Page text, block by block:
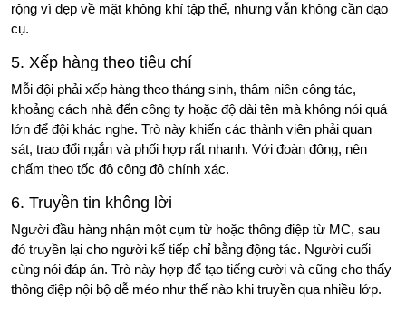
rộng vì đẹp về mặt không khí tập thể, nhưng vẫn không cần đạo
cụ.
5. Xếp hàng theo tiêu chí
Mỗi đội phải xếp hàng theo tháng sinh, thâm niên công tác,
khoảng cách nhà đến công ty hoặc độ dài tên mà không nói quá
lớn để đội khác nghe. Trò này khiến các thành viên phải quan
sát, trao đổi ngắn và phối hợp rất nhanh. Với đoàn đông, nên
chấm theo tốc độ cộng độ chính xác.
6. Truyền tin không lời
Người đầu hàng nhận một cụm từ hoặc thông điệp từ MC, sau
đó truyền lại cho người kế tiếp chỉ bằng động tác. Người cuối
cùng nói đáp án. Trò này hợp để tạo tiếng cười và cũng cho thấy
thông điệp nội bộ dễ méo như thế nào khi truyền qua nhiều lớp.